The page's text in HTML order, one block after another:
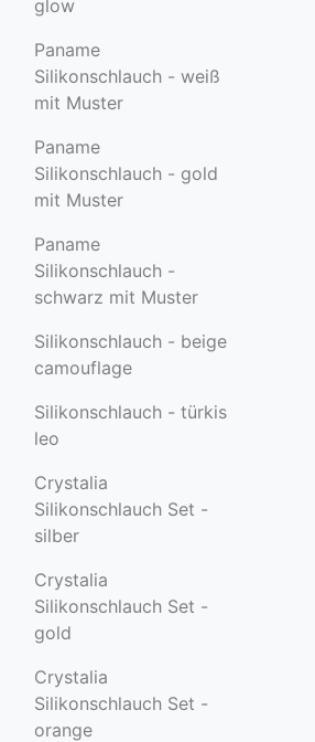
glow
Paname
Silikonschlauch - weiß
mit Muster
Paname
Silikonschlauch - gold
mit Muster
Paname
Silikonschlauch -
schwarz mit Muster
Silikonschlauch - beige
camouflage
Silikonschlauch - türkis
leo
Crystalia
Silikonschlauch Set -
silber
Crystalia
Silikonschlauch Set -
gold
Crystalia
Silikonschlauch Set -
orange